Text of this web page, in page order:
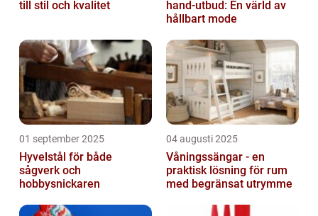
till stil och kvalitet
hand-utbud: En värld av
hållbart mode
01 september 2025
Hyvelstål för både
sågverk och
hobbysnickaren
04 augusti 2025
Våningssängar - en
praktisk lösning för rum
med begränsat utrymme